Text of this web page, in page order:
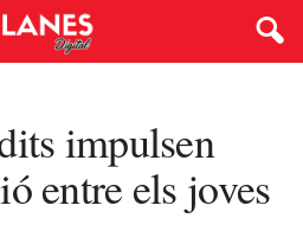
impulsen
entre els joves